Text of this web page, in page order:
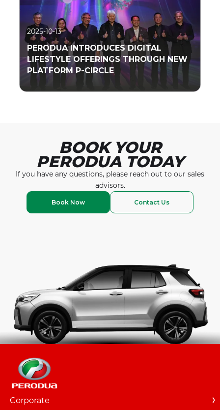
2025-10-13
PERODUA INTRODUCES DIGITAL
LIFESTYLE OFFERINGS THROUGH NEW
PLATFORM P-CIRCLE
BOOK YOUR
PERODUA TODAY
If you have any questions, please reach out to our sales
advisors.
Book Now Contact Us
Corporate